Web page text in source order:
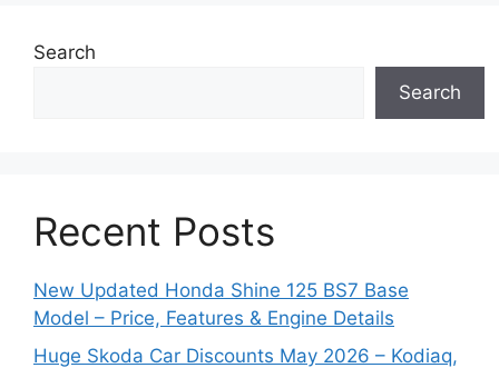
Search
Search
Recent Posts
New Updated Honda Shine 125 BS7 Base
Model – Price, Features & Engine Details
Huge Skoda Car Discounts May 2026 – Kodiaq,